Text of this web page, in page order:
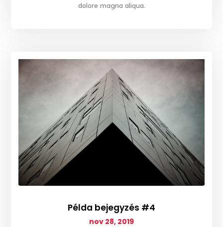
dolore magna aliqua.
Példa bejegyzés #4
nov 28, 2019